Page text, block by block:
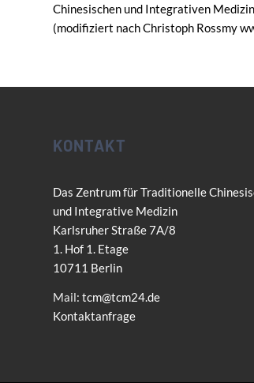
Chinesischen und Integrativen
(modifiziert nach Christoph Rossmy
KONTAKT
Das Zentrum für Traditionelle
und Integrative Medizin
Karlsruher Straße 7A/8
1. Hof 1. Etage
10711 Berlin
Mail: tcm@tcm24.de
Kontaktanfrage